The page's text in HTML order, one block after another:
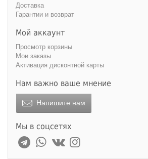
Доставка
Гарантии и возврат
Мой аккаунт
Просмотр корзины
Мои заказы
Активация дисконтной карты
Нам важно ваше мнение
Напишите нам
Мы в соцсетях